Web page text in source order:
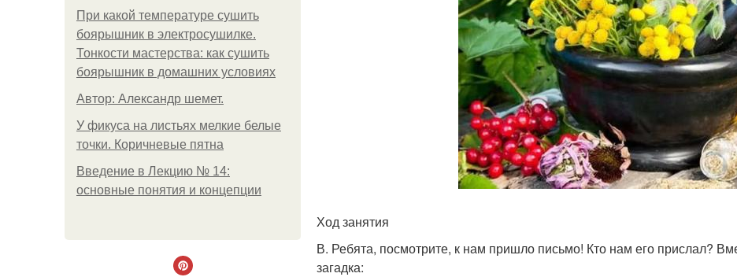
При какой температуре сушить
боярышник в электросушилке.
Тонкости мастерства: как сушить
боярышник в домашних условиях
Автор: Александр шемет.
У фикуса на листьях мелкие белые
точки. Коричневые пятна
Введение в Лекцию № 14:
основные понятия и концепции
Ход занятия
В. Ребята, посмотрите, к нам пришло письмо! Кто нам его прислал?
загадка: